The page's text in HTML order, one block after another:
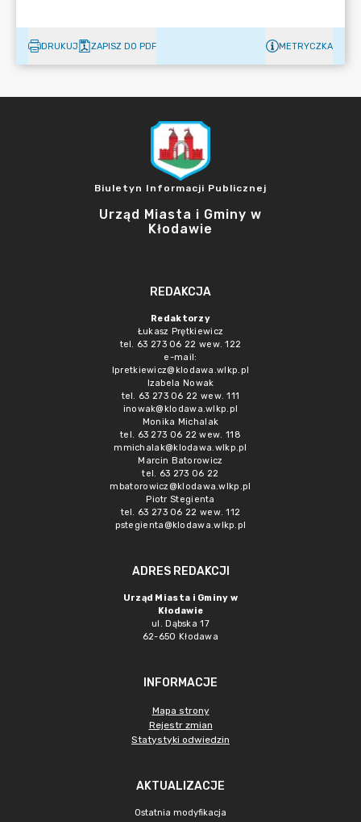
DRUKUJ ZAPISZ DO PDF METRYCZKA
Biuletyn Informacji Publicznej
Urząd Miasta i Gminy w
Kłodawie
REDAKCJA
Redaktorzy
Łukasz Prętkiewicz
tel. 63 273 06 22 wew. 122
e-mail:
lpretkiewicz@klodawa.wlkp.pl
Izabela Nowak
tel. 63 273 06 22 wew. 111
inowak@klodawa.wlkp.pl
Monika Michalak
tel. 63 273 06 22 wew. 118
mmichalak@klodawa.wlkp.pl
Marcin Batorowicz
tel. 63 273 06 22
mbatorowicz@klodawa.wlkp.pl
Piotr Stegienta
tel. 63 273 06 22 wew. 112
pstegienta@klodawa.wlkp.pl
ADRES REDAKCJI
Urząd Miasta i Gminy w
Kłodawie
ul. Dąbska 17
62-650 Kłodawa
INFORMACJE
Mapa strony
Rejestr zmian
Statystyki odwiedzin
AKTUALIZACJE
Ostatnia modyfikacja